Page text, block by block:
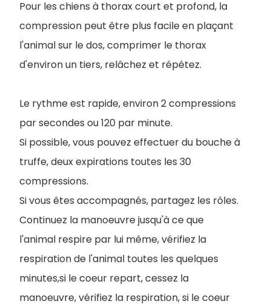
Pour les chiens à thorax court et profond, la
compression peut être plus facile en plaçant
l'animal sur le dos, comprimer le thorax
d'environ un tiers, relâchez et répétez.
Le rythme est rapide, environ 2 compressions
par secondes ou 120 par minute.
Si possible, vous pouvez effectuer du bouche à
truffe, deux expirations toutes les 30
compressions.
Si vous êtes accompagnés, partagez les rôles.
Continuez la manoeuvre jusqu'à ce que
l'animal respire par lui même, vérifiez la
respiration de l'animal toutes les quelques
minutes,si le coeur repart, cessez la
manoeuvre, vérifiez la respiration, si le coeur